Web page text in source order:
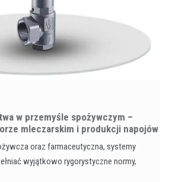
w przemyśle spożywczym –
mleczarskim i produkcji napojów
oraz farmaceutyczna, systemy
wyjątkowo rygorystyczne normy,